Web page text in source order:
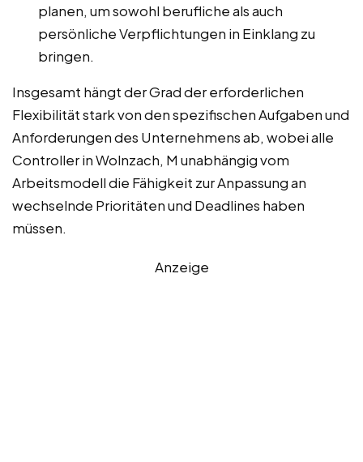
planen, um sowohl berufliche als auch
persönliche Verpflichtungen in Einklang zu
bringen.
Insgesamt hängt der Grad der erforderlichen
Flexibilität stark von den spezifischen Aufgaben und
Anforderungen des Unternehmens ab, wobei alle
Controller in Wolnzach, M unabhängig vom
Arbeitsmodell die Fähigkeit zur Anpassung an
wechselnde Prioritäten und Deadlines haben
müssen.
Anzeige